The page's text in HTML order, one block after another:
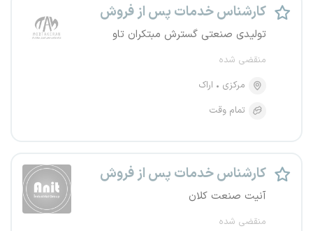
کارشناس خدمات پس از فروش
تولیدی صنعتی گسترش مبتکران تاو
منقضی شده
مرکزی
اراک
تمام وقت
کارشناس خدمات پس از فروش
آنیت صنعت کلان
منقضی شده